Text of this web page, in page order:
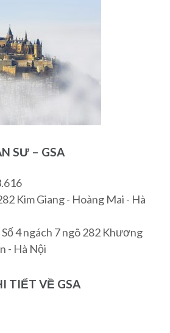
SƯ – GSA
Kim Giang - Hoàng Mai - Hà
4 ngách 7 ngõ 282 Khương
- Hà Nội
TIẾT VỀ GSA